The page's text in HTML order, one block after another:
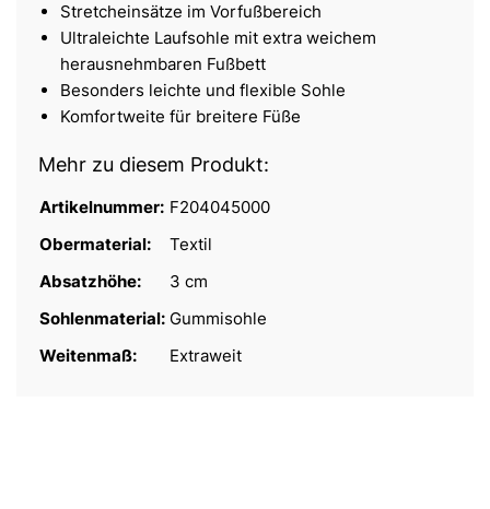
Stretcheinsätze im Vorfußbereich
Ultraleichte Laufsohle mit extra weichem
herausnehmbaren Fußbett
Besonders leichte und flexible Sohle
Komfortweite für breitere Füße
Mehr zu diesem Produkt:
Artikelnummer: F204045000
Obermaterial:
Textil
Absatzhöhe:
3 cm
Sohlenmaterial: Gummisohle
Weitenmaß:
Extraweit